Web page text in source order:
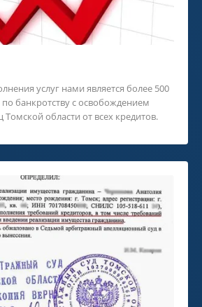
услуг нами является более 500
банкротству с освобождением
Томской области от всех кредитов.